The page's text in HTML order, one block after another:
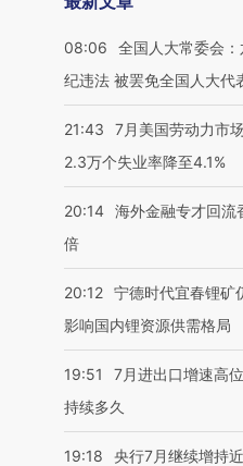
08:06
全国人大常委会
纪违法 被罢免全国人大代
21:43
7月美国劳动力市
2.3万个失业率降至4.1%
20:14 海外金融专才回流
倍
20:12 宁德时代宜春锂矿
影响国内锂资源供需格局
19:51
7月进出口增速高
持续多久
19:18
央行7月继续增持